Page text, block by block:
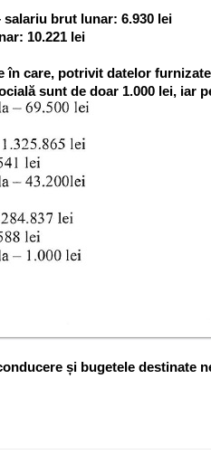
brut lunar: 6.930 lei
10.221 lei
în care, potrivit datelor
sunt de doar 1.000 lei, iar
și bugetele destinate